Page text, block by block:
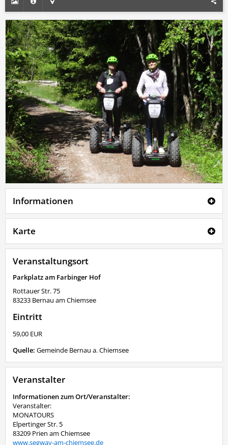
Informationen
Karte
Veranstaltungsort
Parkplatz am Farbinger Hof
Rottauer Str. 75
83233 Bernau am Chiemsee
Eintritt
59,00 EUR
Quelle: Gemeinde Bernau a. Chiemsee
Veranstalter
Informationen zum Ort/Veranstalter:
Veranstalter:
MONATOURS
Elpertinger Str. 5
83209 Prien am Chiemsee
www.segway-am-chiemsee.de